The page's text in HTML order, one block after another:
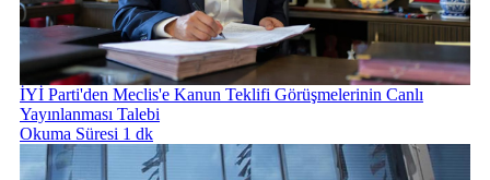
İYİ Parti'den Meclis'e Kanun Teklifi Görüşmelerinin Canlı
Yayınlanması Talebi
Okuma Süresi 1 dk